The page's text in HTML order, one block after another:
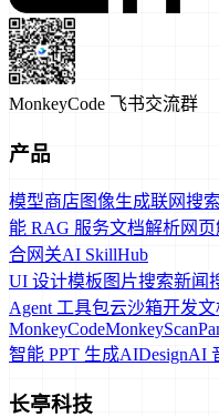
MonkeyCode 飞书交流群
产品
模型商店图像生成联网搜索
能 RAG 服务文档解析网
合网关AI SkillHub
UI 设计模板 图片搜索新闻
Agent 工具包云沙箱开发
MonkeyCodeMonkeyScan
智能 PPT 生成AIDesignAI
长亭科技